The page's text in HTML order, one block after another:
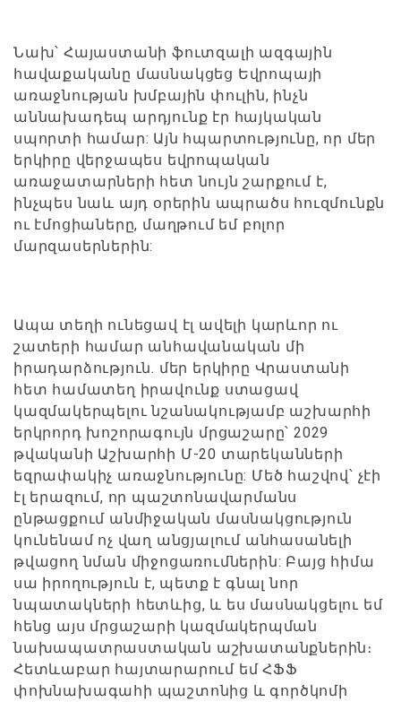
Նախ՝ Հայաստանի ֆուտզալի ազգային
հավաքականը մասնակցեց Եվրոպայի
առաջնության խմբային փուլին, ինչն
աննախադեպ արդյունք էր հայկական
սպորտի համար: Այն հպարտությունը, որ մեր
երկիրը վերջապես եվրոպական
առաջատարների հետ նույն շարքում է,
ինչպես նաև այդ օրերին ապրածս հուզմունքն
ու էմոցիաները, մաղթում եմ բոլոր
մարզասերներին:
Ապա տեղի ունեցավ էլ ավելի կարևոր ու
շատերի համար անհավանական մի
իրադարձություն. մեր երկիրը Վրաստանի
հետ համատեղ իրավունք ստացավ
կազմակերպելու նշանակությամբ աշխարհի
երկրորդ խոշորագույն մրցաշարը՝ 2029
թվականի Աշխարհի Մ-20 տարեկանների
եզրափակիչ առաջնությունը: Մեծ հաշվով՝ չէի
էլ երազում, որ պաշտոնավարմանս
ընթացքում անմիջական մասնակցություն
կունենամ ոչ վաղ անցյալում անհասանելի
թվացող նման միջոցառումներին: Բայց հիմա
սա իրողություն է, պետք է գնալ նոր
նպատակների հետևից, և ես մասնակցելու եմ
հենց այս մրցաշարի կազմակերպման
նախապատրաստական աշխատանքներին։
Հետևաբար հայտարարում եմ ՀՖՖ
փոխնախագահի պաշտոնից և գործկոմի